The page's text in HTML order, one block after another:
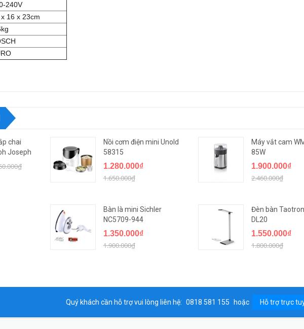
240V
16 x 23cm
chai
Joseph
Nồi cơm điện mini Unold
58315
1.280.000₫
1.650.000₫
Máy vắt cam
85W
1.900.000₫
2.460.000₫
Bàn là mini Sichler
NC5709-944
1.350.000₫
1.900.000₫
Đèn bàn
DL20
1.550.000₫
1.800.000₫
Quý khách cần hỗ trợ vui lòng liên hệ: 0818 581 155 hoặc Hỗ trợ trực